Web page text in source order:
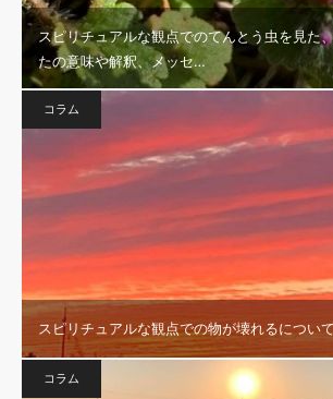
スピリチュアルな観点でのてんとう虫を見た
たの意味や解釈、メッセ…
コラム
スピリチュアルな観点での物が壊れるについて
コラム